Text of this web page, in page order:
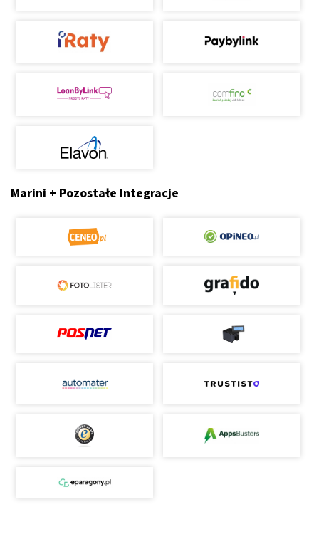
Marini + Pozostałe Integracje